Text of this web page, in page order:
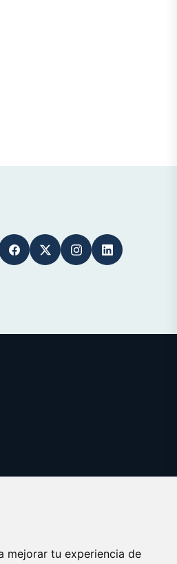
mejorar tu experiencia de